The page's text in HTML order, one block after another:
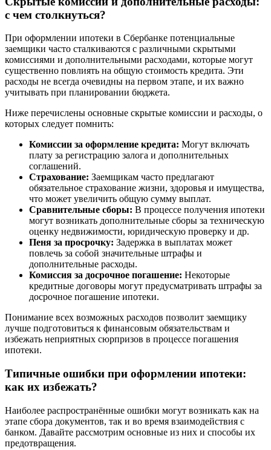
с чем столкнуться?
При оформлении ипотеки в Сбербанке потенциальные
заемщики часто сталкиваются с различными скрытыми
комиссиями и дополнительными расходами, которые могут
существенно повлиять на общую стоимость кредита. Эти
расходы не всегда очевидны на первом этапе, и их важно
учитывать при планировании бюджета.
Ниже перечислены основные скрытые комиссии и расходы, о
которых следует помнить:
Комиссии за оформление кредита: Могут включать
плату за регистрацию залога и дополнительных
соглашений.
Страхование: Заемщикам часто предлагают
обязательное страхование жизни, здоровья и имущества,
что может увеличить общую сумму выплат.
Сравнительные сборы: В процессе получения ипотеки
могут возникать дополнительные сборы за техническую
оценку недвижимости, юридическую проверку и др.
Пеня за просрочку: Задержка в выплатах может
повлечь за собой значительные штрафы и
дополнительные расходы.
Комиссия за досрочное погашение: Некоторые
кредитные договоры могут предусматривать штрафы за
досрочное погашение ипотеки.
Понимание всех возможных расходов позволит заемщику
лучше подготовиться к финансовым обязательствам и
избежать неприятных сюрпризов в процессе погашения
ипотеки.
Типичные ошибки при оформлении ипотеки:
как их избежать?
Наиболее распространённые ошибки могут возникать как на
этапе сбора документов, так и во время взаимодействия с
банком. Давайте рассмотрим основные из них и способы их
предотвращения.